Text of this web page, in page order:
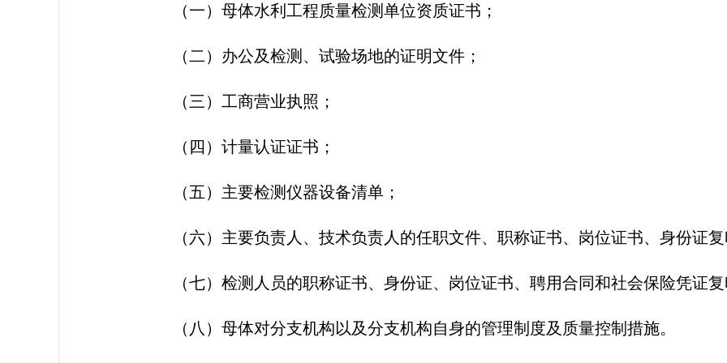
（一）母体水利工程质量检测单位资质证书；
（二）办公及检测、试验场地的证明文件；
（三）工商营业执照；
（四）计量认证证书；
（五）主要检测仪器设备清单；
（六）主要负责人、技术负责人的任职文件、职称证书、岗位证书、身份证复
（七）检测人员的职称证书、身份证、岗位证书、聘用合同和社会保险凭证复
（八）母体对分支机构以及分支机构自身的管理制度及质量控制措施。